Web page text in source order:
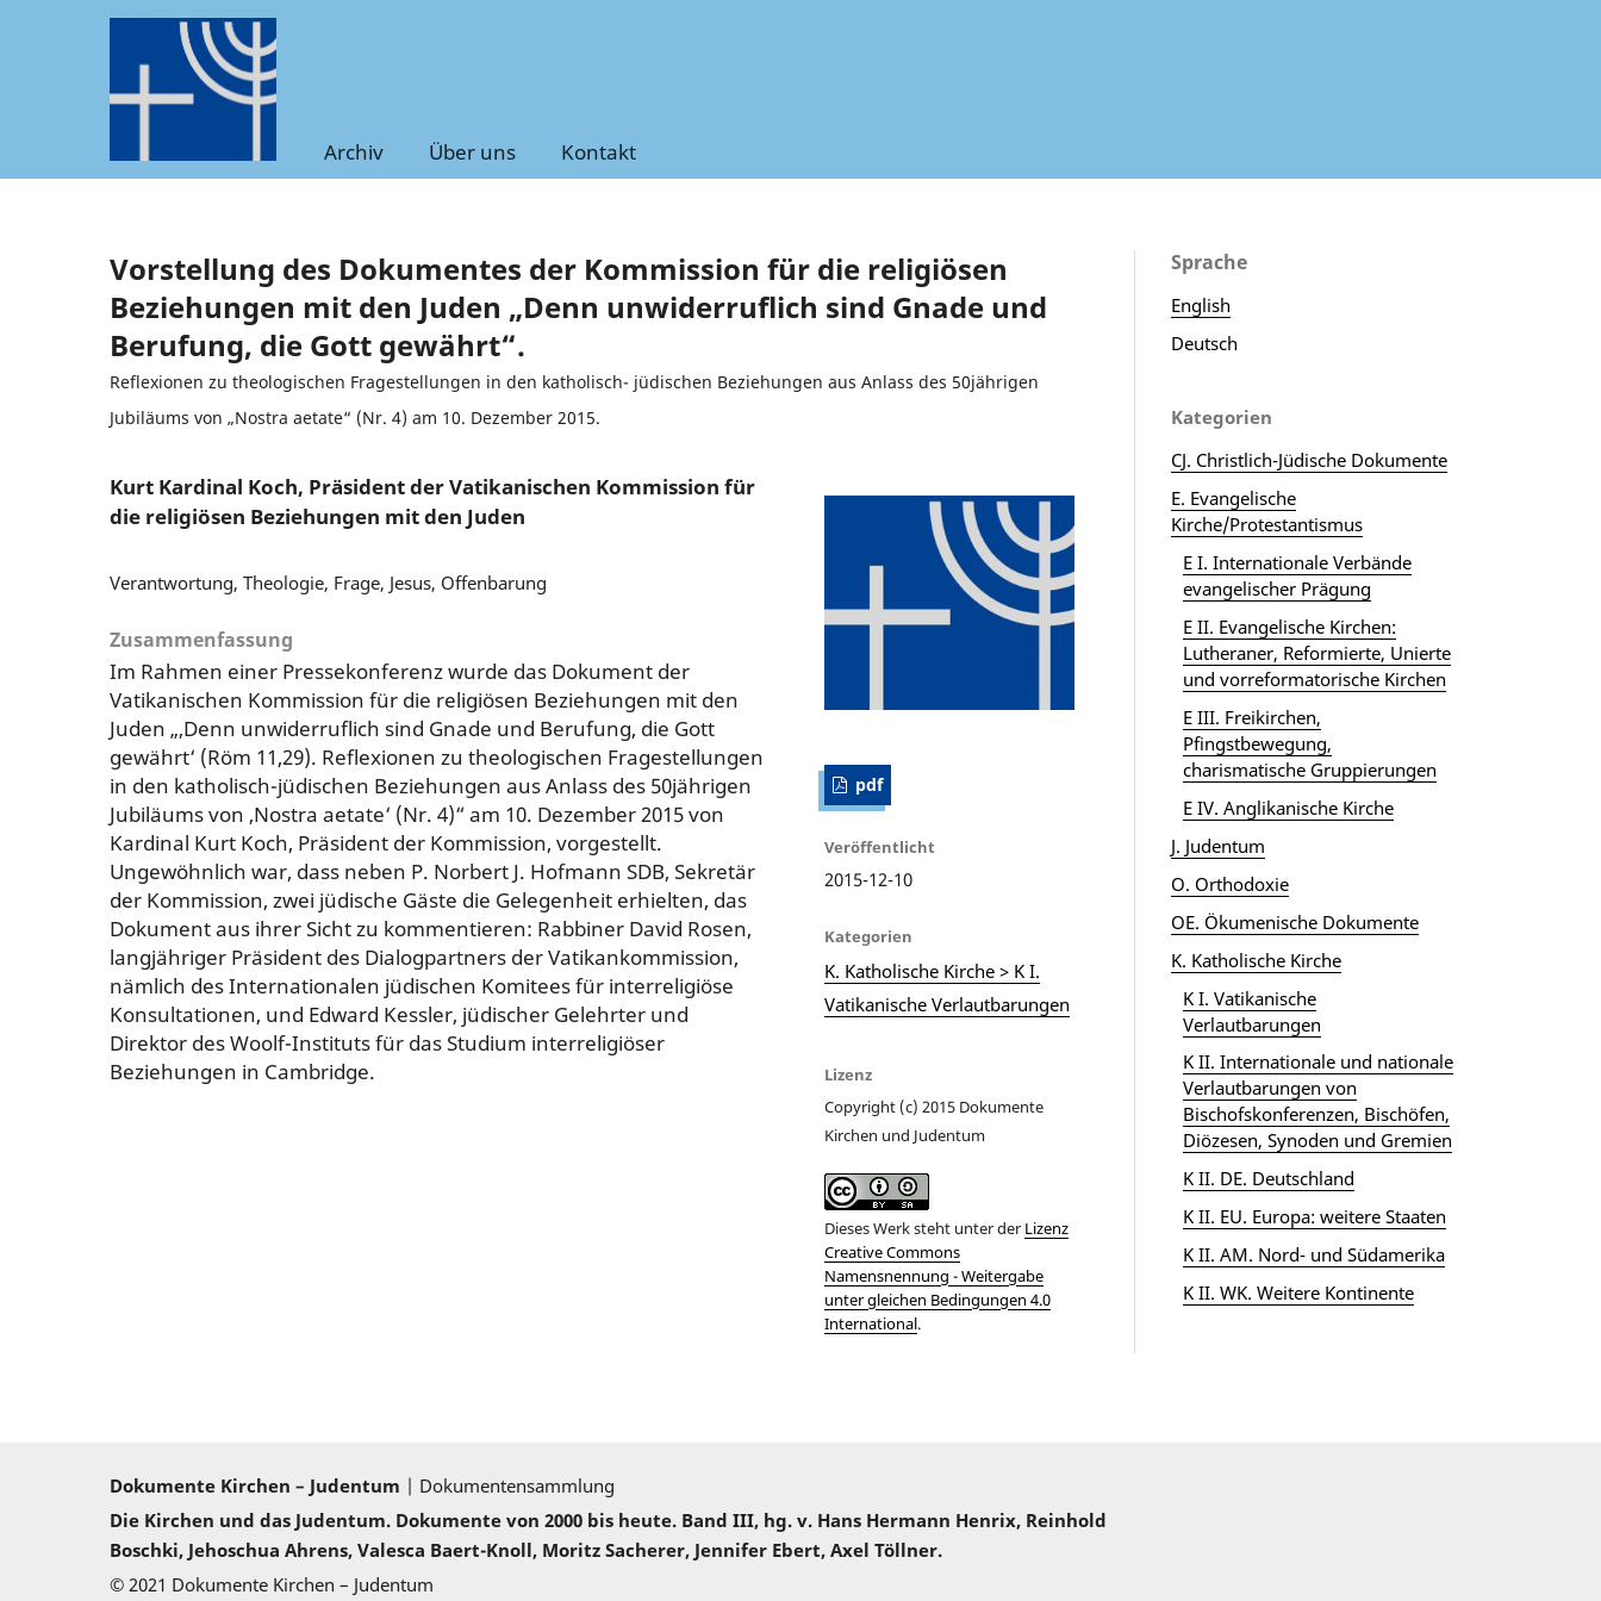
Archiv Über uns Kontakt
Vorstellung des Dokumentes der Kommission für die religiösen
Beziehungen mit den Juden „Denn unwiderruflich sind Gnade und
Berufung, die Gott gewährt“.
Reflexionen zu theologischen Fragestellungen in den katholisch- jüdischen Beziehungen aus Anlass des 50jährigen
Jubiläums von „Nostra aetate“ (Nr. 4) am 10. Dezember 2015.
Kurt Kardinal Koch, Präsident der Vatikanischen Kommission für
die religiösen Beziehungen mit den Juden
Verantwortung, Theologie, Frage, Jesus, Offenbarung
Zusammenfassung
Im Rahmen einer Pressekonferenz wurde das Dokument der
Vatikanischen Kommission für die religiösen Beziehungen mit den
Juden „‚Denn unwiderruflich sind Gnade und Berufung, die Gott
gewährt‘ (Röm 11,29). Reflexionen zu theologischen Fragestellungen
in den katholisch-jüdischen Beziehungen aus Anlass des 50jährigen
Jubiläums von ‚Nostra aetate‘ (Nr. 4)“ am 10. Dezember 2015 von
Kardinal Kurt Koch, Präsident der Kommission, vorgestellt.
Ungewöhnlich war, dass neben P. Norbert J. Hofmann SDB, Sekretär
der Kommission, zwei jüdische Gäste die Gelegenheit erhielten, das
Dokument aus ihrer Sicht zu kommentieren: Rabbiner David Rosen,
langjähriger Präsident des Dialogpartners der Vatikankommission,
nämlich des Internationalen jüdischen Komitees für interreligiöse
Konsultationen, und Edward Kessler, jüdischer Gelehrter und
Direktor des Woolf-Instituts für das Studium interreligiöser
Beziehungen in Cambridge.
pdf
Veröffentlicht
2015-12-10
Kategorien
K. Katholische Kirche > K I.
Vatikanische Verlautbarungen
Lizenz
Copyright (c) 2015 Dokumente
Kirchen und Judentum
Dieses Werk steht unter der Lizenz
Creative Commons
Namensnennung - Weitergabe
unter gleichen Bedingungen 4.0
International.
Sprache
English
Deutsch
Kategorien
CJ. Christlich-Jüdische Dokumente
E. Evangelische
Kirche/Protestantismus
E I. Internationale Verbände
evangelischer Prägung
E II. Evangelische Kirchen:
Lutheraner, Reformierte, Unierte
und vorreformatorische Kirchen
E III. Freikirchen,
Pfingstbewegung,
charismatische Gruppierungen
E IV. Anglikanische Kirche
J. Judentum
O. Orthodoxie
OE. Ökumenische Dokumente
K. Katholische Kirche
K I. Vatikanische
Verlautbarungen
K II. Internationale und nationale
Verlautbarungen von
Bischofskonferenzen, Bischöfen,
Diözesen, Synoden und Gremien
K II. DE. Deutschland
K II. EU. Europa: weitere Staaten
K II. AM. Nord- und Südamerika
K II. WK. Weitere Kontinente
Dokumente Kirchen – Judentum | Dokumentensammlung
Die Kirchen und das Judentum. Dokumente von 2000 bis heute. Band III, hg. v. Hans Hermann Henrix, Reinhold
Boschki, Jehoschua Ahrens, Valesca Baert-Knoll, Moritz Sacherer, Jennifer Ebert, Axel Töllner.
© 2021 Dokumente Kirchen – Judentum